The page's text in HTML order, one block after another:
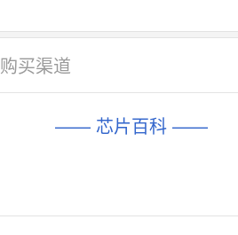
购买渠道
—— 芯片百科 ——